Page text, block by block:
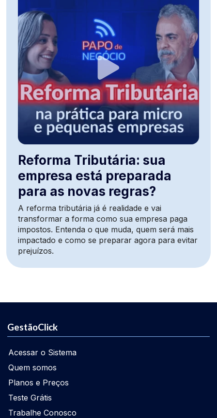
Reforma Tributária: sua
empresa está preparada
para as novas regras?
A reforma tributária já é realidade e vai
transformar a forma como sua empresa paga
impostos. Entenda o que muda, quem será mais
impactado e como se preparar agora para evitar
prejuízos.
GestãoClick
Acessar o Sistema
Quem somos
Planos e Preços
Teste Grátis
Trabalhe Conosco